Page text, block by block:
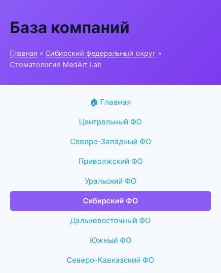
База компаний
Главная » Сибирский федеральный округ »
Стоматология MedArt Lab
🏠 Главная
Центральный ФО
Северо-Западный ФО
Приволжский ФО
Уральский ФО
Сибирский ФО
Дальневосточный ФО
Южный ФО
Северо-Кавказский ФО